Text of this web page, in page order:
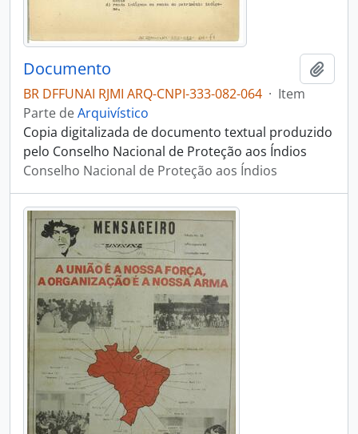
Documento
BR DFFUNAI RJMI ARQ-CNPI-333-082-064 · Item
Parte deArquivístico
Copia digitalizada de documento textual produzido
pelo Conselho Nacional de Proteção aos Índios
Conselho Nacional de Proteção aos Índios